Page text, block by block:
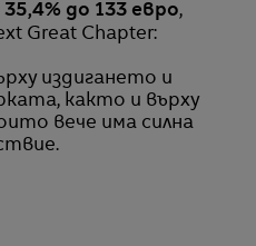
35,4% до 133 евро,
Great Chapter:
издигането и
както и върху
вече има силна